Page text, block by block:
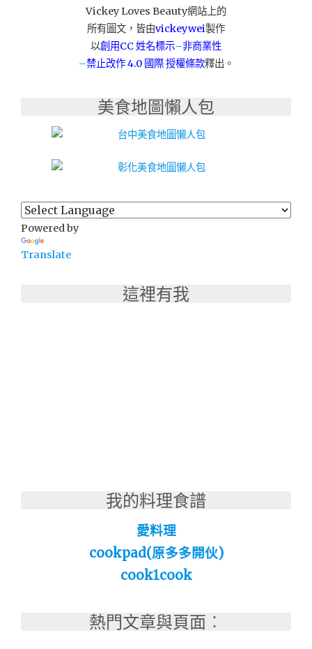
Vickey Loves Beauty網站上的
所有圖文，皆由vickeywei製作
以創用CC 姓名標示–非商業性
–禁止改作4.0 國際 授權條款釋出。
美食地圖懶人包
Powered by
Translate
這裡有我
我的料理食譜
愛料理
cookpad(原多多開伙)
cook1cook
熱門文章與頁面︰